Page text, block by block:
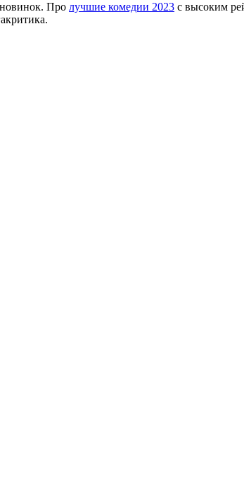
Про лучшие комедии 2023 с высоким